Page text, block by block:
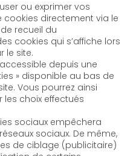
ou exprimer vos
directement via le
recueil du
cookies qui s’affiche lors
le site.
depuis une
» disponible au bas de
Vous pourrez ainsi
les choix effectués
sociaux empêchera
sociaux. De même,
de ciblage (publicitaire)